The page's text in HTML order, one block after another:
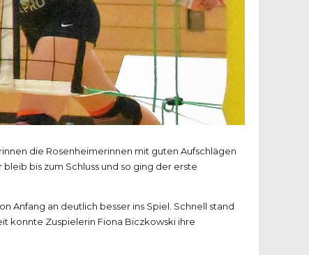
die Rosenheimerinnen mit guten Aufschlägen
bis zum Schluss und so ging der erste
Anfang an deutlich besser ins Spiel. Schnell stand
konnte Zuspielerin Fiona Biczkowski ihre